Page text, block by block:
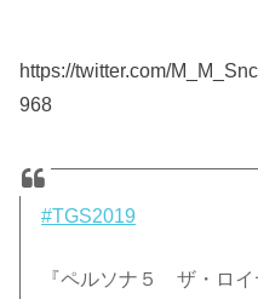
https://twitter.com/
968
#TGS2019
『ペルソナ５ ザ・ロ